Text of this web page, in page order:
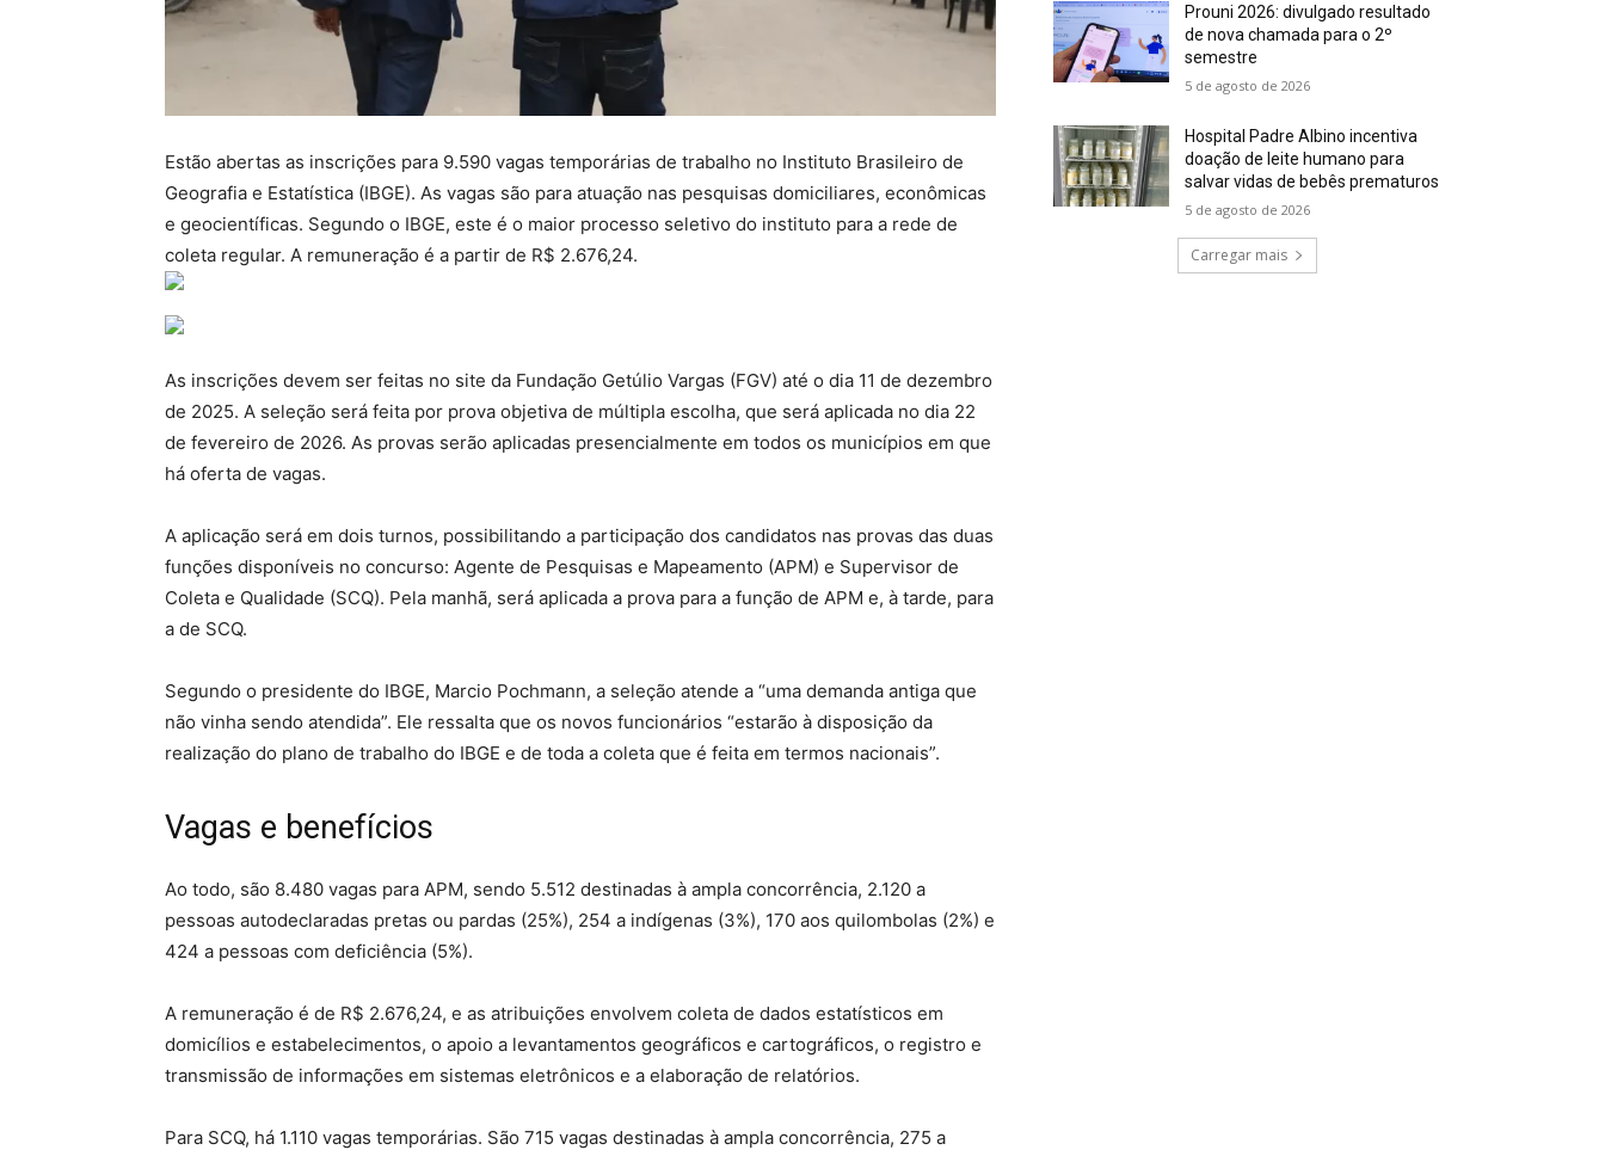
Estão abertas as inscrições para 9.590 vagas temporárias de trabalho no Instituto Brasileiro de
Geografia e Estatística (IBGE). As vagas são para atuação nas pesquisas domiciliares, econômicas
e geocientíficas. Segundo o IBGE, este é o maior processo seletivo do instituto para a rede de
coleta regular. A remuneração é a partir de R$ 2.676,24.
As inscrições devem ser feitas no site da Fundação Getúlio Vargas (FGV) até o dia 11 de dezembro
de 2025. A seleção será feita por prova objetiva de múltipla escolha, que será aplicada no dia 22
de fevereiro de 2026. As provas serão aplicadas presencialmente em todos os municípios em que
há oferta de vagas.
A aplicação será em dois turnos, possibilitando a participação dos candidatos nas provas das duas
funções disponíveis no concurso: Agente de Pesquisas e Mapeamento (APM) e Supervisor de
Coleta e Qualidade (SCQ). Pela manhã, será aplicada a prova para a função de APM e, à tarde, para
a de SCQ.
Segundo o presidente do IBGE, Marcio Pochmann, a seleção atende a “uma demanda antiga que
não vinha sendo atendida”. Ele ressalta que os novos funcionários “estarão à disposição da
realização do plano de trabalho do IBGE e de toda a coleta que é feita em termos nacionais”.
Vagas e benefícios
Ao todo, são 8.480 vagas para APM, sendo 5.512 destinadas à ampla concorrência, 2.120 a
pessoas autodeclaradas pretas ou pardas (25%), 254 a indígenas (3%), 170 aos quilombolas (2%) e
424 a pessoas com deficiência (5%).
A remuneração é de R$ 2.676,24, e as atribuições envolvem coleta de dados estatísticos em
domicílios e estabelecimentos, o apoio a levantamentos geográficos e cartográficos, o registro e
transmissão de informações em sistemas eletrônicos e a elaboração de relatórios.
Para SCQ, há 1.110 vagas temporárias. São 715 vagas destinadas à ampla concorrência, 275 a
Prouni 2026: divulgado resultado
de nova chamada para o 2º
semestre
5 de agosto de 2026
Hospital Padre Albino incentiva
doação de leite humano para
salvar vidas de bebês prematuros
5 de agosto de 2026
Carregar mais